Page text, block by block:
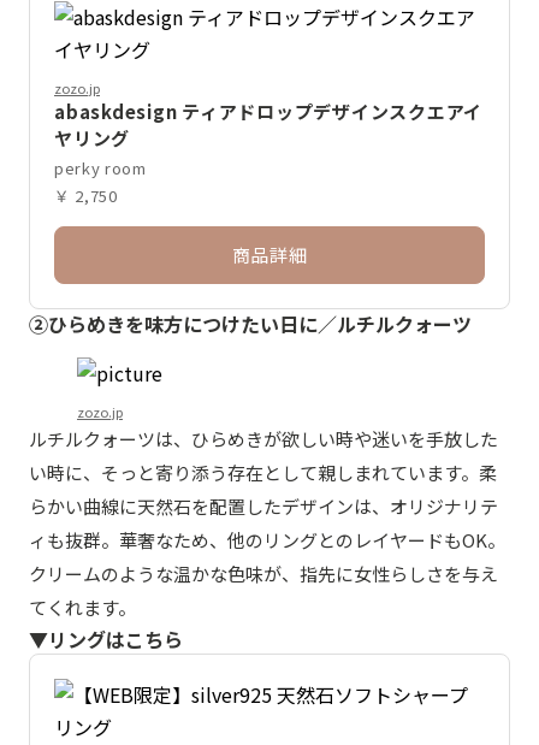
zozo.jp
abaskdesign ティアドロップデザインスクエアイ
ヤリング
perky room
￥ 2,750
商品詳細
②ひらめきを味方につけたい日に／ルチルクォーツ
zozo.jp
ルチルクォーツは、ひらめきが欲しい時や迷いを手放した
い時に、そっと寄り添う存在として親しまれています。柔
らかい曲線に天然石を配置したデザインは、オリジナリテ
ィも抜群。華奢なため、他のリングとのレイヤードもOK。
クリームのような温かな色味が、指先に女性らしさを与え
てくれます。
▼リングはこちら